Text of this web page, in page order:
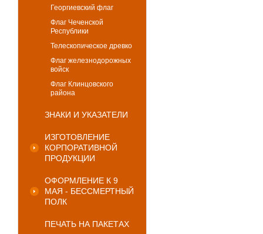
Георгиевский флаг
Флаг Чеченской
Республики
Телескопическое древко
Флаг железнодорожных
войск
Флаг Клинцовского
района
ЗНАКИ И УКАЗАТЕЛИ
ИЗГОТОВЛЕНИЕ
КОРПОРАТИВНОЙ
ПРОДУКЦИИ
ОФОРМЛЕНИЕ К 9
МАЯ - БЕССМЕРТНЫЙ
ПОЛК
ПЕЧАТЬ НА ПАКЕТАХ